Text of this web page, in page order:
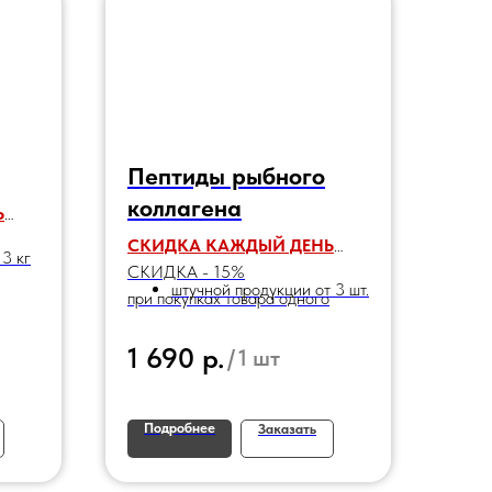
кг
Пептиды рыбного
коллагена
СКИДКА КАЖДЫЙ ДЕНЬ
СКИДКА - 15%
при покупках товара одного
штучной продукции от 3 шт.
1 690 р. /1 шт
Подробнее Заказать